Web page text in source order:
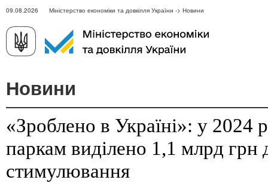
09.08.2026 Міністерство економіки та довкілля України -> Новини
Новини
«Зроблено в Україні»: у 2024
паркам виділено 1,1 млрд грн
стимулювання